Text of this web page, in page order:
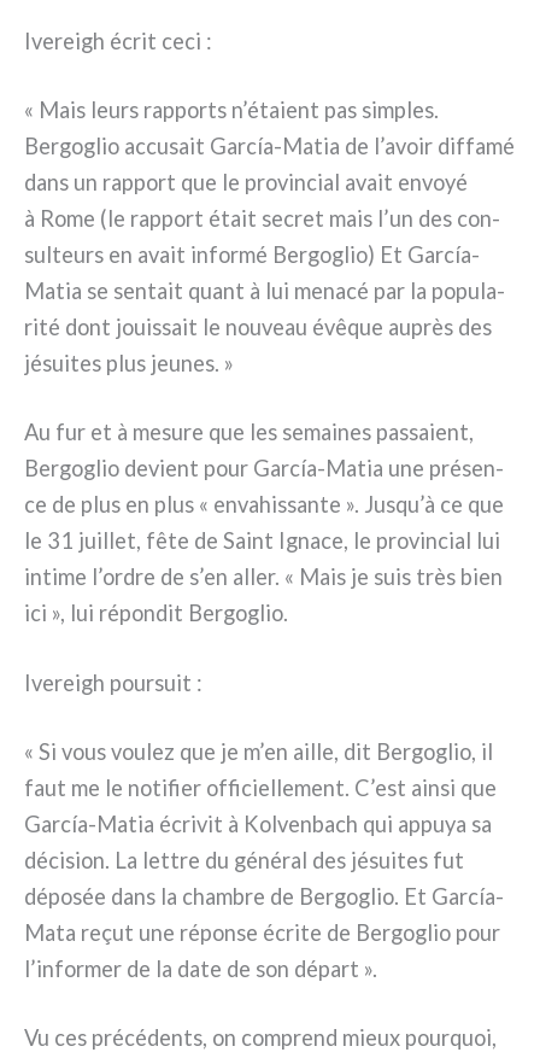
Ivereigh écrit ceci :
« Mais leurs rap­ports n’étaient pas sim­ples.
Bergoglio accu­sait García-Matia de l’avoir dif­fa­mé
dans un rap­port que le pro­vin­cial avait envoyé
à Rome (le rap­port était secret mais l’un des con­
sul­teurs en avait infor­mé Bergoglio) Et García-
Matia se sen­tait quant à lui mena­cé par la popu­la­
ri­té dont jouis­sait le nou­veau évê­que auprès des
jésui­tes plus jeu­nes. »
Au fur et à mesu­re que les semai­nes pas­sa­ient,
Bergoglio devient pour García-Matia une pré­sen­
ce de plus en plus « enva­his­san­te ». Jusqu’à ce que
le 31 juil­let, fête de Saint Ignace, le pro­vin­cial lui
inti­me l’ordre de s’en aller. « Mais je suis très bien
ici », lui répon­dit Bergoglio.
Ivereigh pour­suit :
« Si vous vou­lez que je m’en ail­le, dit Bergoglio, il
faut me le noti­fier offi­ciel­le­ment. C’est ain­si que
García-Matia écri­vit à Kolvenbach qui appuya sa
déci­sion. La let­tre du géné­ral des jésui­tes fut
dépo­sée dans la cham­bre de Bergoglio. Et García-
Mata reçut une répon­se écri­te de Bergoglio pour
l’informer de la date de son départ ».
Vu ces pré­cé­den­ts, on com­prend mieux pour­quoi,